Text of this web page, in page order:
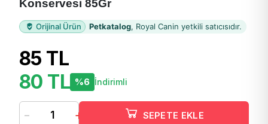
Konservesi 85Gr
Orijinal Ürün Petkatalog, Royal Canin yetkili satıcısıdır.
85 TL
80 TL %6 İndirimli
- + SEPETE EKLE